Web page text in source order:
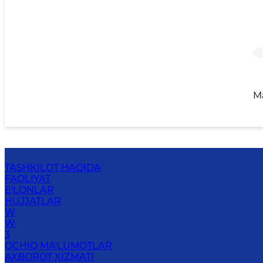
TASHKILOT HAQIDA
FAOLIYAT
E'LONLAR
HUJJATLAR
W
W
3
OCHIQ MA'LUMOTLAR
AXBOROT XIZMATI